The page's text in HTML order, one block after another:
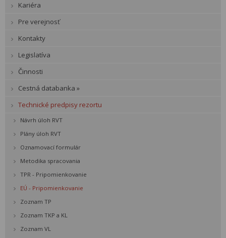
Kariéra
Pre verejnosť
Kontakty
Legislatíva
Činnosti
Cestná databanka »
Technické predpisy rezortu
Návrh úloh RVT
Plány úloh RVT
Oznamovací formulár
Metodika spracovania
TPR - Pripomienkovanie
EÚ - Pripomienkovanie
Zoznam TP
Zoznam TKP a KL
Zoznam VL